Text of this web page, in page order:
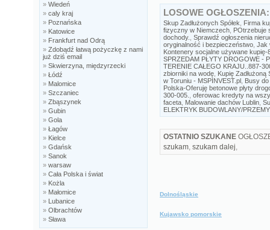
» Wiedeń
» caly kraj
» Poznańska
» Katowice
» Frankfurt nad Odrą
» Zdobądź łatwą pożyczkę z nami
już dziś email
» Skwierzyna, międzyrzecki
» Łódź
» Malomice
» Szczaniec
» Zbąszynek
» Gubin
» Gola
» Łagów
» Kielce
» Gdańsk
» Sanok
» warsaw
» Cała Polska i świat
» Kożla
» Małomice
» Lubanice
» Olbrachtów
» Sława
LOSOWE OGŁOSZENIA:
Skup Zadłużonych Spółek
Firma
fizyczny w Niemczech
POtrzebuje
dochody.
Sprawdź ogłoszenia
oryginalność i bezpieczeństwo Jak
Kontenery socjalne używane kupię-
SPRZEDAM PŁYTY DROGOWE -
TERENIE CAŁEGO KRAJU..887-
zbiorniki na wodę
Kupię
w Toruniu - MSPINVEST.pl
Busy
Polska-Oferuję betonowe płyty
300-005.
oferowac kredyty na
faceta Malowanie dachów Lublin
ELEKTRYK BUDOWLANY/
OSTATNIO SZUKANE
szukam, szukam dalej,
Dolnośląskie
Kujawsko pomorskie